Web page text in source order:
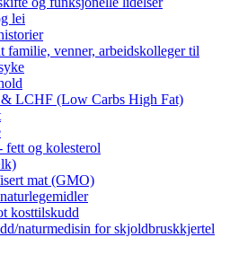
lei
familie, venner, arbeidskolleger til
LCHF (Low Carbs High Fat)
fett og kolesterol
mat (GMO)
kosttilskudd
naturmedisin for skjoldbruskkjertel